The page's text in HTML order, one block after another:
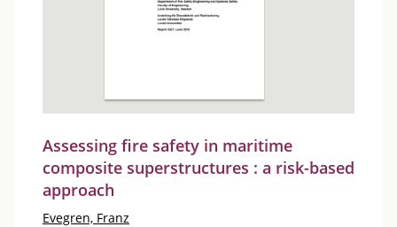
Assessing fire safety in maritime
composite superstructures : a risk-based
approach
Evegren, Franz